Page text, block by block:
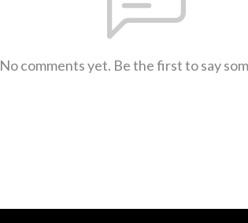
No comments yet. Be the first to say